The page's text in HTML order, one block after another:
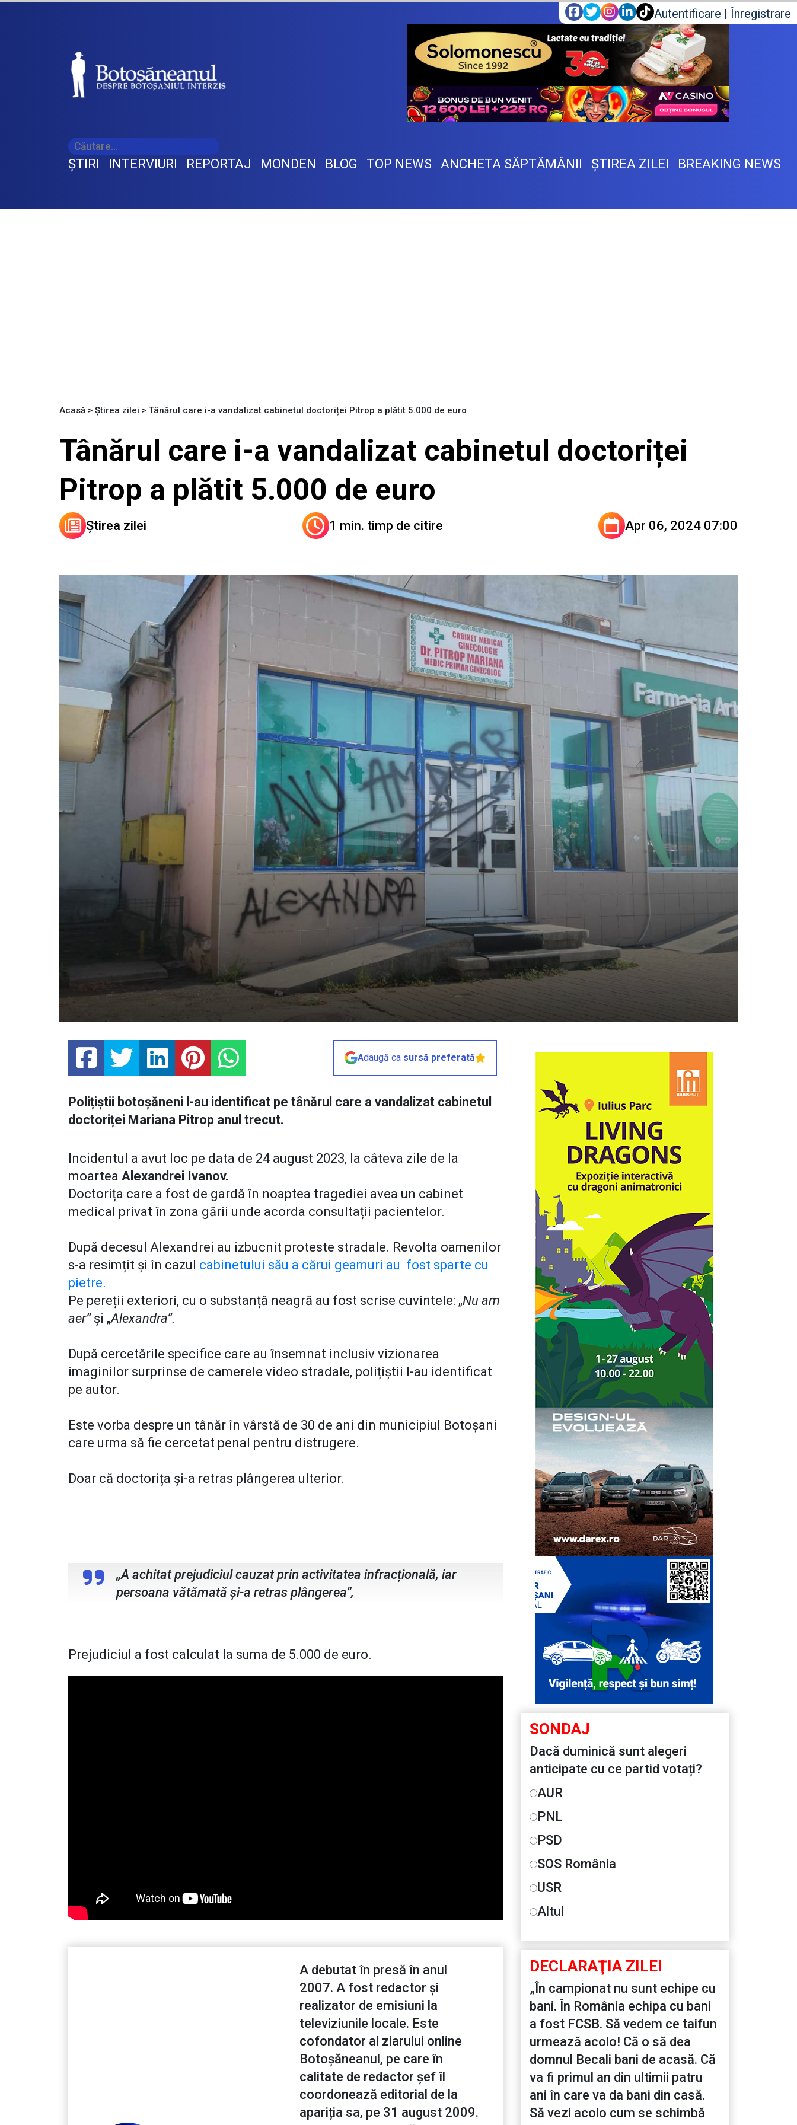
Autentificare | Înregistrare
ŞTIRI INTERVIURI REPORTAJ MONDEN BLOG TOP NEWS ANCHETA SĂPTĂMÂNII ŞTIREA ZILEI BREAKING NEWS
Acasă > Știrea zilei > Tânărul care i-a vandalizat cabinetul doctoriței Pitrop a plătit 5.000 de euro
Tânărul care i-a vandalizat cabinetul doctoriței
Pitrop a plătit 5.000 de euro
Știrea zilei 1 min. timp de citire Apr 06, 2024 07:00
Adaugă ca sursă preferată
Polițiștii botoșăneni l-au identificat pe tânărul care a vandalizat cabinetul
doctoriței Mariana Pitrop anul trecut.
Incidentul a avut loc pe data de 24 august 2023, la câteva zile de la
moartea Alexandrei Ivanov.
Doctorița care a fost de gardă în noaptea tragediei avea un cabinet
medical privat în zona gării unde acorda consultații pacientelor.
După decesul Alexandrei au izbucnit proteste stradale. Revolta oamenilor
s-a resimțit și în cazul cabinetului său a cărui geamuri au fost sparte cu
pietre.
Pe pereții exteriori, cu o substanță neagră au fost scrise cuvintele: „Nu am
aer”și „Alexandra”.
După cercetările specifice care au însemnat inclusiv vizionarea
imaginilor surprinse de camerele video stradale, polițiștii l-au identificat
pe autor.
Este vorba despre un tânăr în vârstă de 30 de ani din municipiul Botoșani
care urma să fie cercetat penal pentru distrugere.
Doar că doctorița și-a retras plângerea ulterior.
„A achitat prejudiciul cauzat prin activitatea infracțională, iar
persoana vătămată și-a retras plângerea”,
Prejudiciul a fost calculat la suma de 5.000 de euro.
A debutat în presă în anul
2007. A fost redactor și
realizator de emisiuni la
televiziunile locale. Este
cofondator al ziarului online
Botoșăneanul, pe care în
calitate de redactor șef îl
coordonează editorial de la
apariția sa, pe 31 august 2009.
SONDAJ
Dacă duminică sunt alegeri
anticipate cu ce partid votați?
AUR
PNL
PSD
SOS România
USR
Altul
DECLARAŢIA ZILEI
„În campionat nu sunt echipe cu
bani. În România echipa cu bani
a fost FCSB. Să vedem ce taifun
urmează acolo! Că o să dea
domnul Becali bani de acasă. Că
va fi primul an din ultimii patru
ani în care va da bani din casă.
Să vezi acolo cum se schimbă